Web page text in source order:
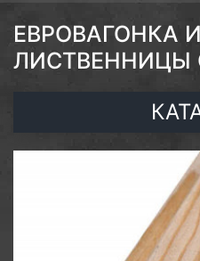
ЕВРОВАГОНКА
ЛИСТВЕННИЦЫ